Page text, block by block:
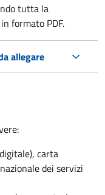
tutta la
formato PDF.
allegare
carta
dei servizi